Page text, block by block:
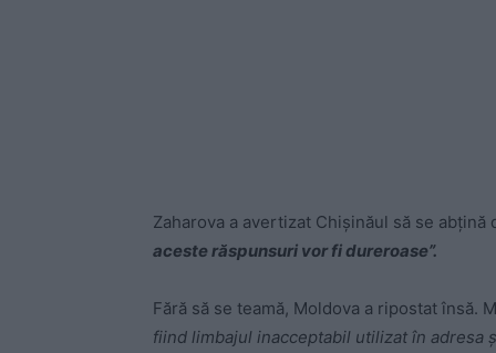
Zaharova a avertizat Chișinăul să se
aceste răspunsuri vor fi dureroase”.
Fără să se teamă, Moldova a ripostat însă.
fiind limbajul inacceptabil utilizat în